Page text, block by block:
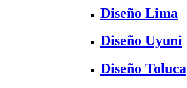
Diseño Lima
Diseño Uyuni
Diseño Toluca